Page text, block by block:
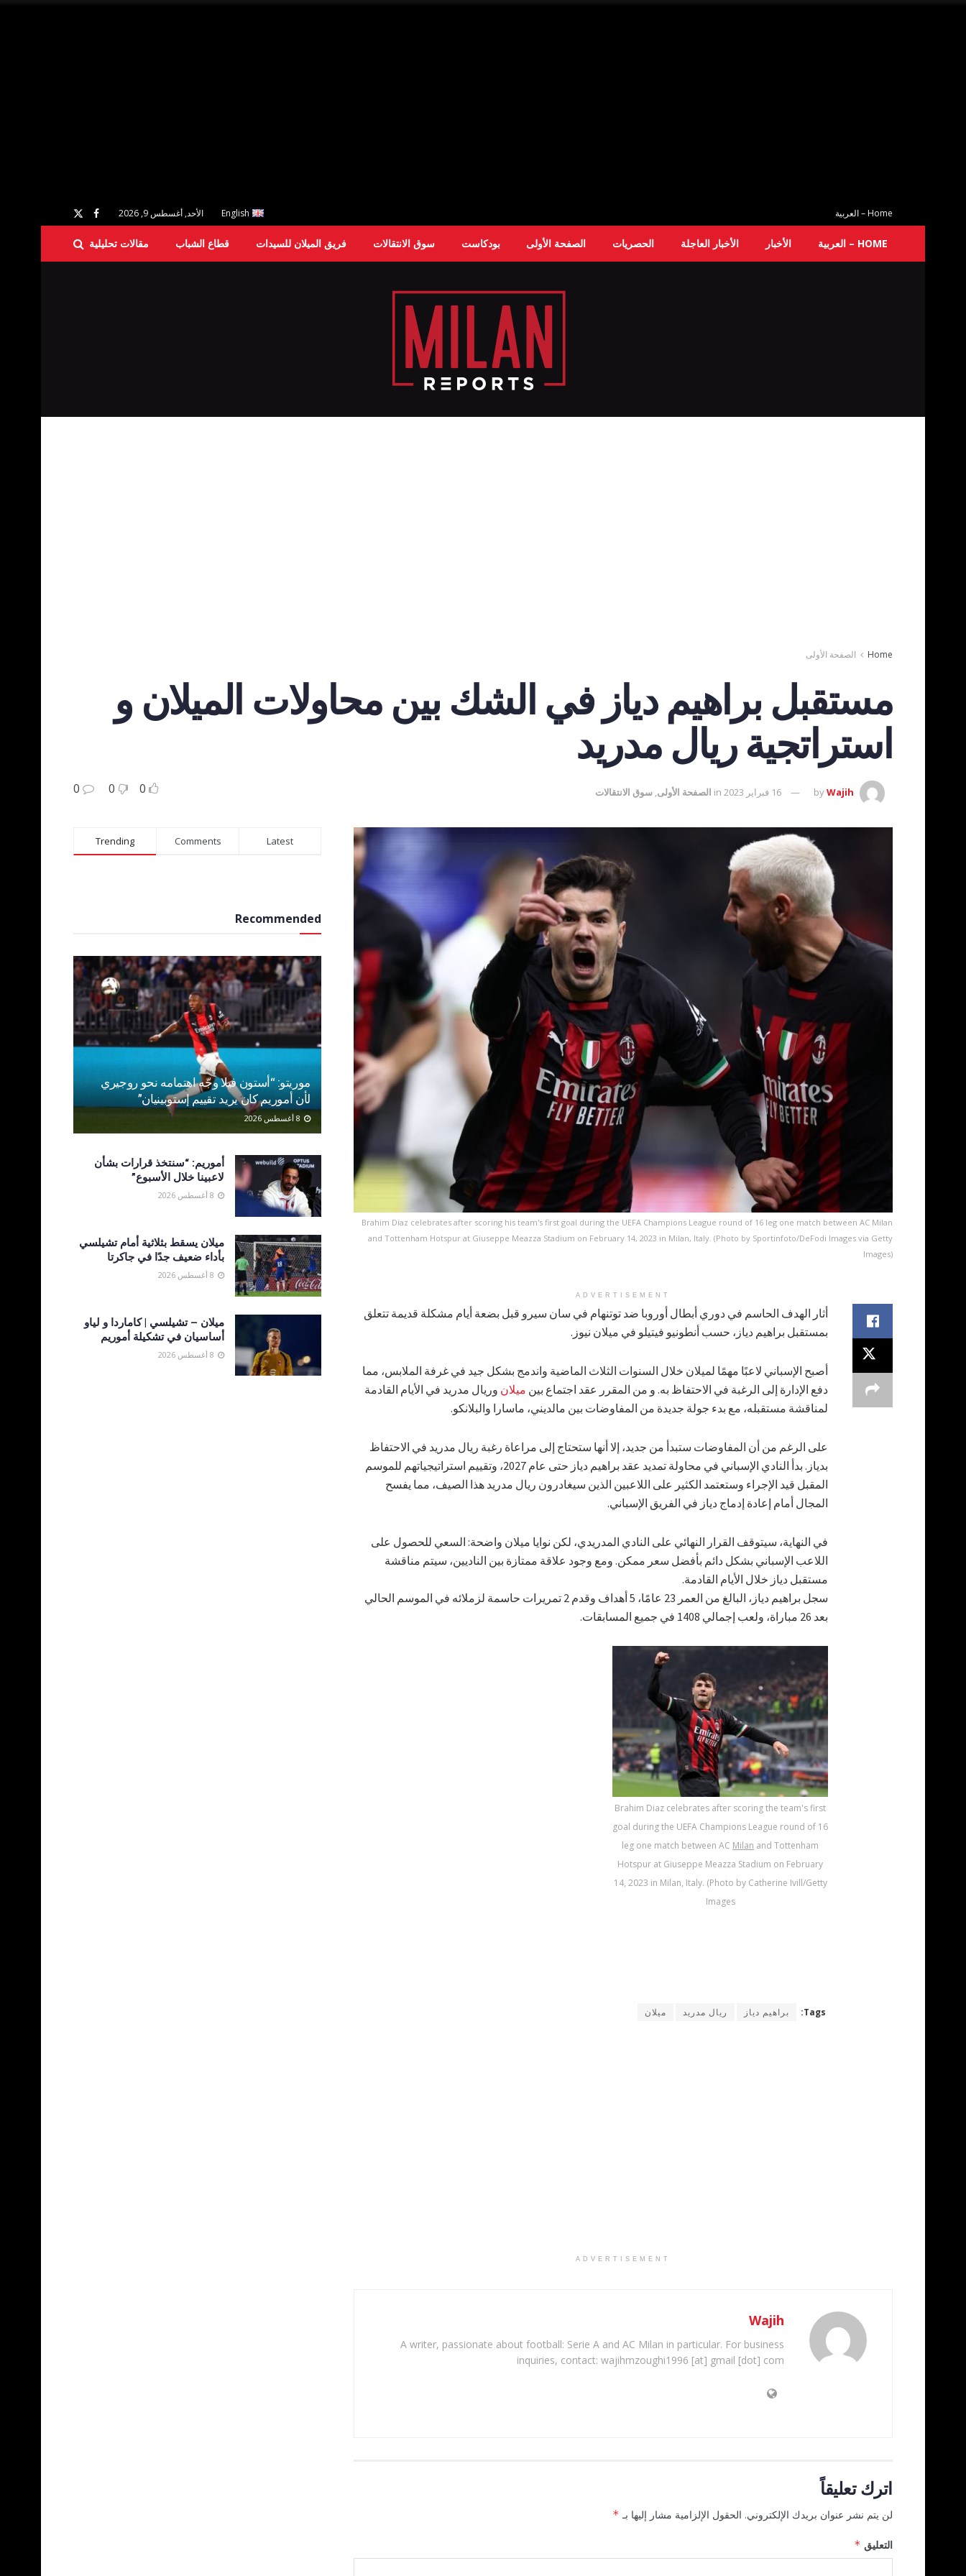
Home – العربية English الأحد, أغسطس 9, 2026
HOME – العربية الأخبار الأخبار العاجلة الحصريات الصفحة الأولى بودكاست سوق الانتقالات فريق الميلان للسيدات قطاع الشباب مقالات تحليلية
Home الصفحة الأولى
مستقبل براهيم دياز في الشك بين محاولات الميلان و
استراتجية ريال مدريد
byWajih 16 فبراير 2023 in الصفحة الأولى, سوق الانتقالات 0
0
Brahim Diaz celebrates after scoring his team's first goal during the UEFA Champions League round of 16 leg one match between AC Milan
and Tottenham Hotspur at Giuseppe Meazza Stadium on February 14, 2023 in Milan, Italy. (Photo by Sportinfoto/DeFodi Images via Getty
Images)
ADVERTISEMENT
أثار الهدف الحاسم في دوري أبطال أوروبا ضد توتنهام في سان سيرو قبل بضعة أيام مشكلة قديمة تتعلق
بمستقبل براهيم دياز، حسب أنطونيو فيتيلو في ميلان نيوز.
أصبح الإسباني لاعبًا مهمًا لميلان خلال السنوات الثلاث الماضية واندمج بشكل جيد في غرفة الملابس، مما
دفع الإدارة إلى الرغبة في الاحتفاظ به. و من المقرر عقد اجتماع بين ميلان وريال مدريد في الأيام القادمة
لمناقشة مستقبله، مع بدء جولة جديدة من المفاوضات بين مالديني، ماسارا والبلانكو.
على الرغم من أن المفاوضات ستبدأ من جديد، إلا أنها ستحتاج إلى مراعاة رغبة ريال مدريد في الاحتفاظ
بدياز. بدأ النادي الإسباني في محاولة تمديد عقد براهيم دياز حتى عام 2027، وتقييم استراتيجياتهم للموسم
المقبل قيد الإجراء وستعتمد الكثير على اللاعبين الذين سيغادرون ريال مدريد هذا الصيف، مما يفسح
المجال أمام إعادة إدماج دياز في الفريق الإسباني.
في النهاية، سيتوقف القرار النهائي على النادي المدريدي، لكن نوايا ميلان واضحة: السعي للحصول على
اللاعب الإسباني بشكل دائم بأفضل سعر ممكن. ومع وجود علاقة ممتازة بين الناديين، سيتم مناقشة
مستقبل دياز خلال الأيام القادمة.
سجل براهيم دياز، البالغ من العمر 23 عامًا، 5 أهداف وقدم 2 تمريرات حاسمة لزملائه في الموسم الحالي
بعد 26 مباراة، ولعب إجمالي 1408 في جميع المسابقات.
Brahim Diaz celebrates after scoring the team's first
goal during the UEFA Champions League round of 16
leg one match between AC Milan and Tottenham
Hotspur at Giuseppe Meazza Stadium on February
14, 2023 in Milan, Italy. (Photo by Catherine Ivill/Getty
Images
Tags: براهيم دياز ريال مدريد ميلان
ADVERTISEMENT
Wajih
A writer, passionate about football: Serie A and AC Milan in particular. For business
inquiries, contact: wajihmzoughi1996 [at] gmail [dot] com
اترك تعليقاً
لن يتم نشر عنوان بريدك الإلكتروني. الحقول الإلزامية مشار إليها بـ *
التعليق *
Trending Comments Latest
Recommended
موريتو: “أستون فيلا وجّه اهتمامه نحو روجيري
لأن أموريم كان يريد تقييم إستوبينيان”
أموريم: “سنتخذ قرارات بشأن
لاعبينا خلال الأسبوع”
ميلان يسقط بثلاثية أمام تشيلسي
بأداء ضعيف جدًا في جاكرتا
ميلان – تشيلسي | كاماردا و لياو
أساسيان في تشكيلة أموريم